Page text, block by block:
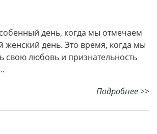
день, когда мы отмечаем
день. Это время, когда мы
свою любовь и признательность
Подробнее >>